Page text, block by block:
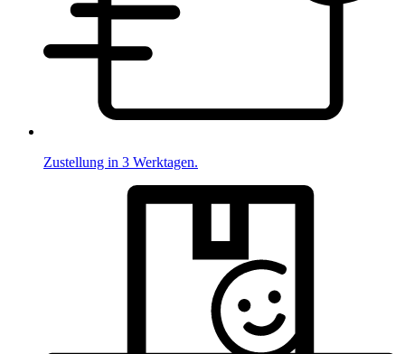
Zustellung in 3 Werktagen.